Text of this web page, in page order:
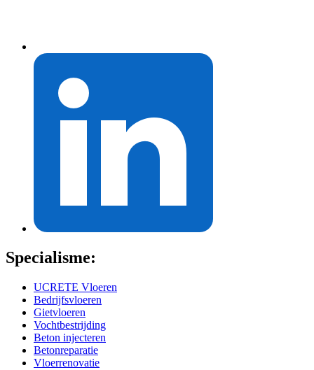
Specialisme:
UCRETE Vloeren
Bedrijfsvloeren
Gietvloeren
Vochtbestrijding
Beton injecteren
Betonreparatie
Vloerrenovatie